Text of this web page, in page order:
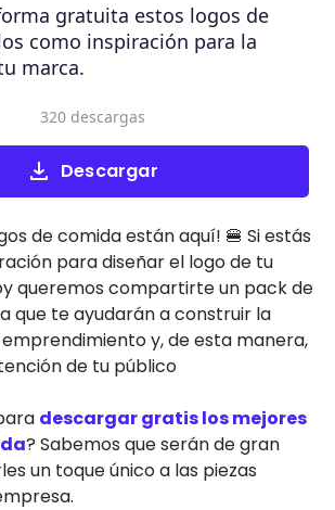
gratuita estos logos de
como inspiración para la
marca.
Descargar
320 descargas
de comida están aquí! 🍔 Si estás
para diseñar el logo de tu
queremos compartirte un pack de
que te ayudarán a construir la
y, de esta manera,
de tu público
descargar gratis los mejores
? Sabemos que serán de gran
un toque único a las piezas